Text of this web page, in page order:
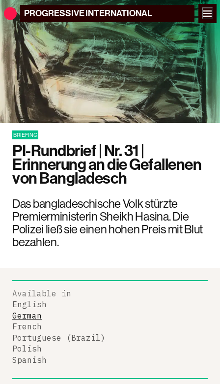
PROGRESSIVEINTERNATIONAL
BRIEFING
PI-Rundbrief | Nr. 31 |
Erinnerung an die Gefallenen
von Bangladesch
Das bangladeschische Volk stürzte
Premierministerin Sheikh Hasina. Die
Polizei ließ sie einen hohen Preis mit Blut
bezahlen.
Available in
English
German
French
Portuguese (Brazil)
Polish
Spanish